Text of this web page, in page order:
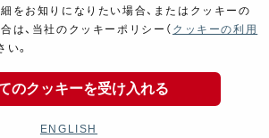
JAPAN Co,Ltd. All Rights
をお知りになりたい場合、またはクッキーの
は、当社のクッキーポリシー（ クッキーの利用
い。
のクッキーを受け入れる
ENGLISH